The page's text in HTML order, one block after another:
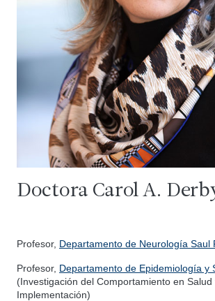
Doctora Carol A.
Profesor, Departamento de Neurología Saul
Profesor, Departamento de Epidemiología y
(Investigación del Comportamiento en Salud
Implementación)